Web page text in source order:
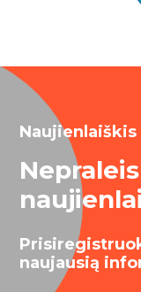
Naujienlaiškis
naujausią